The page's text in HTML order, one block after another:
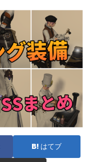
はてブ